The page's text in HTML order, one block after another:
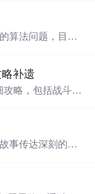
算法问题，目标
补遗
攻略，包括战斗技
事传达深刻的人